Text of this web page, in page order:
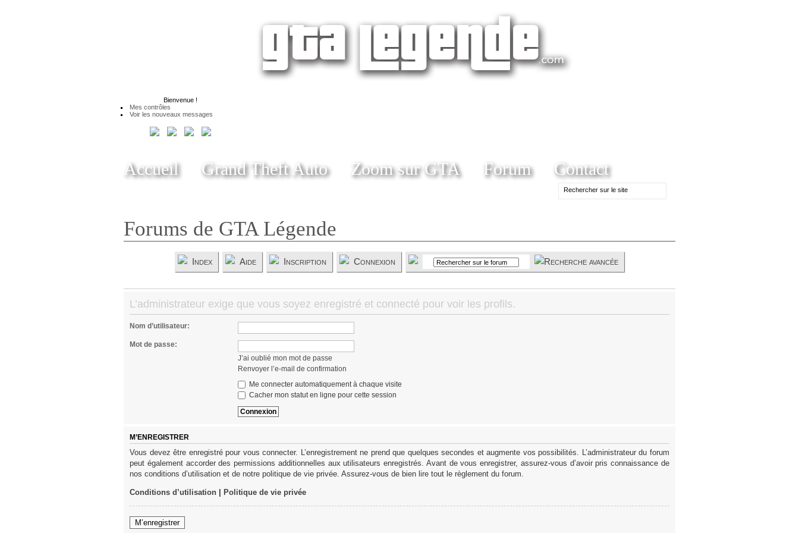
Bienvenue !
Mes contrôles
Voir les nouveaux messages
Accueil Grand Theft Auto Zoom sur GTA Forum Contact
Forums de GTA Légende
Index Aide Inscription Connexion
L’administrateur exige que vous soyez enregistré et connecté pour voir les profils.
Nom d’utilisateur:
Mot de passe:
J’ai oublié mon mot de passe
Renvoyer l’e-mail de confirmation
Me connecter automatiquement à chaque visite
Cacher mon statut en ligne pour cette session
M’ENREGISTRER
Vous devez être enregistré pour vous connecter. L’enregistrement ne prend que quelques secondes et augmente vos possibilités. L’administrateur du forum
peut également accorder des permissions additionnelles aux utilisateurs enregistrés. Avant de vous enregistrer, assurez-vous d’avoir pris connaissance de
nos conditions d’utilisation et de notre politique de vie privée. Assurez-vous de bien lire tout le règlement du forum.
Conditions d’utilisation Politique de vie privée
M’enregistrer